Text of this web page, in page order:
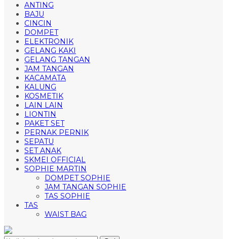
ANTING
BAJU
CINCIN
DOMPET
ELEKTRONIK
GELANG KAKI
GELANG TANGAN
JAM TANGAN
KACAMATA
KALUNG
KOSMETIK
LAIN LAIN
LIONTIN
PAKET SET
PERNAK PERNIK
SEPATU
SET ANAK
SKMEI OFFICIAL
SOPHIE MARTIN
DOMPET SOPHIE
JAM TANGAN SOPHIE
TAS SOPHIE
TAS
WAIST BAG